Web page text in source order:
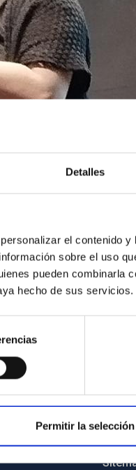
Detalles
el contenido
sobre el uso
pueden combinarla
hecho de sus servicios.
Permitir la selección
IAC